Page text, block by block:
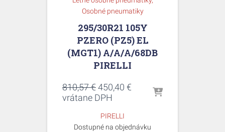
Osobné pneumatiky
295/30R21 105Y
PZERO (PZ5) EL
(MGT1) A/A/A/68DB
PIRELLI
810,57€Pôvodná
cena
810,57 €.
450,40 € Aktuálna
vrátane DPH
PIRELLI
Dostupné na objednávku